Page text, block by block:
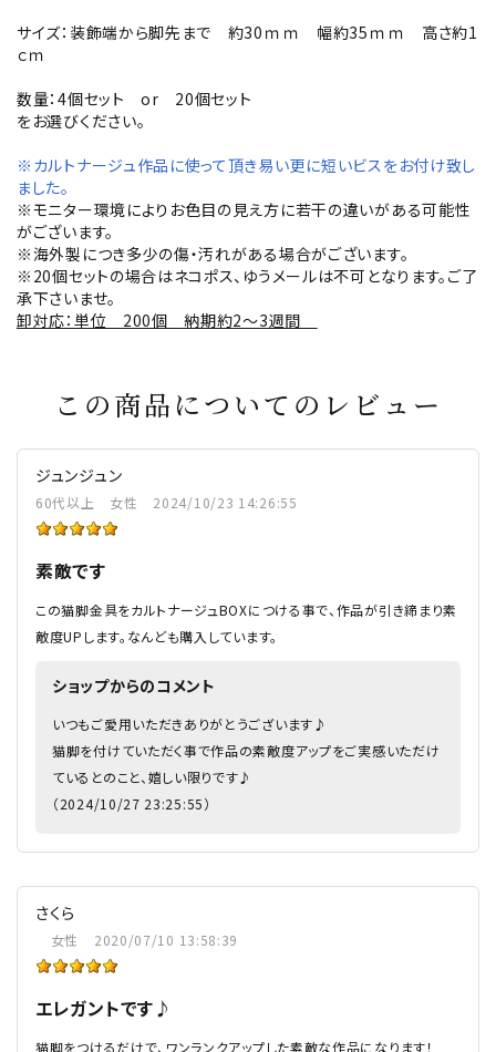
サイズ：装飾端から脚先まで 約30ｍｍ 幅約35ｍｍ 高さ約1
ｃｍ
数量：4個セット or 20個セット
をお選びください。
※カルトナージュ作品に使って頂き易い更に短いビスをお付け致し
ました。
※モニター環境によりお色目の見え方に若干の違いがある可能性
がございます。
※海外製につき多少の傷・汚れがある場合がございます。
※20個セットの場合はネコポス、ゆうメールは不可となります。ご了
承下さいませ。
卸対応：単位 200個 納期約2～3週間
この商品についてのレビュー
ジュンジュン
60代以上 女性 2024/10/23 14:26:55
素敵です
この猫脚金具をカルトナージュBOXにつける事で、作品が引き締まり素
敵度UPします。なんども購入しています。
ショップからのコメント
いつもご愛用いただきありがとうございます♪
猫脚を付けていただく事で作品の素敵度アップをご実感いただけ
ているとのこと、嬉しい限りです♪
（2024/10/27 23:25:55）
さくら
女性 2020/07/10 13:58:39
エレガントです♪
猫脚をつけるだけで、ワンランクアップした素敵な作品になります！